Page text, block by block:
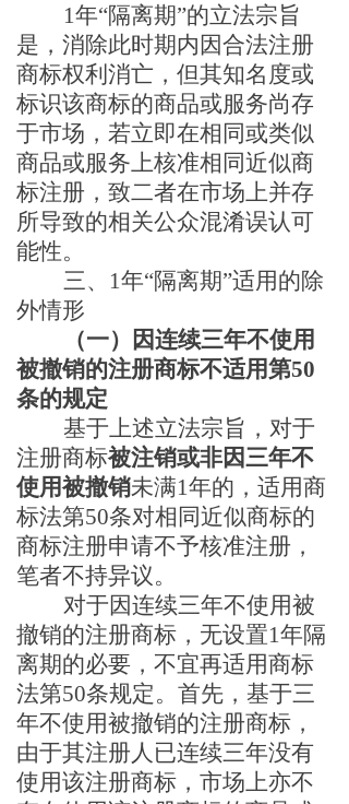
1年“隔离期”的立法宗旨
是 ，消除此时期内因合法注册
商标权利消亡，但其知名度或
标识该商标的商品或服务尚存
于市场，若立即在相同或类似
商品或服务上核准相同近似商
标注册，致二者在市场上并存
所导致的相关公众混淆误认可
能性。
三、 1年“隔离期”适用的除
外情形
（一）因连续三年不使用
被撤销的注册商标不适用第50
条的规定
基于上述立法宗旨，对于
注册商标被注销或非因三年不
使用被撤销未满1年的，适用商
标法第50条对相同近似商标的
商标注册申请不予核准注册，
笔者不持异议。
对于因连续三年不使用被
撤销的注册商标，无设置1年隔
离期的必要 ， 不宜再适用商标
法第50条规定。首先，基于三
年不使用被撤销的注册商标，
由于其注册人已连续三年没有
使用该注册商标，市场上亦不